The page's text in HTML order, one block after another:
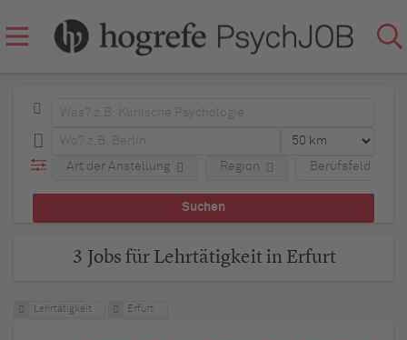
Berufsfeld
Art der Anstellung Region
3 Jobs für Lehrtätigkeit in Erfurt
Lehrtätigkeit Erfurt